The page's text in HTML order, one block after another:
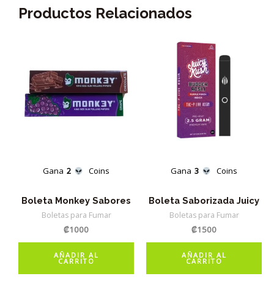
Productos Relacionados
Gana 2 Coins
Boleta Monkey Sabores
Boletas para Fumar
₡1000
AÑADIR AL
CARRITO
Gana 3 Coins
Boleta Saborizada Juicy
Boletas para Fumar
₡1500
AÑADIR AL
CARRITO